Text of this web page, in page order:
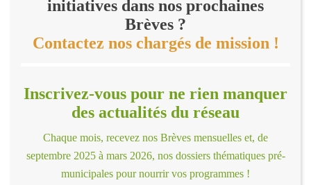
initiatives dans nos prochaines
Brèves ?
Contactez nos chargés de mission !
Inscrivez-vous pour ne rien manquer
des actualités du réseau
Chaque mois, recevez nos Brèves mensuelles et, de
septembre 2025 à mars 2026, nos dossiers thématiques pré-
municipales pour nourrir vos programmes !